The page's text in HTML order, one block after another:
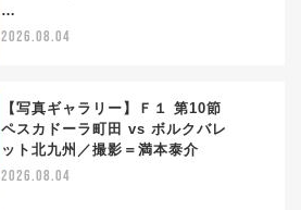
…
2026.08.04
【写真ギャラリー】Ｆ１ 第10節
ペスカドーラ町田 vs ボルクバレ
ット北九州／撮影＝満本泰介
2026.08.04